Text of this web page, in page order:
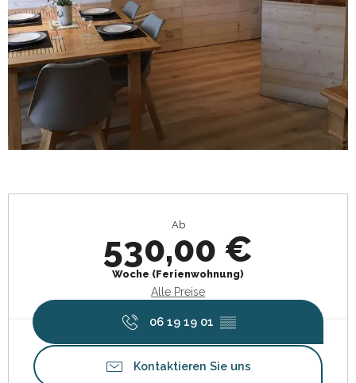
Ab
530,00 €
Woche (Ferienwohnung)
Alle Preise
06 19 19 01 ▒▒
Kontaktieren Sie uns